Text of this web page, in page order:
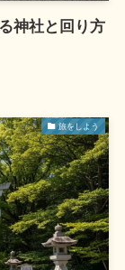
神社と回り方
旅をしよう